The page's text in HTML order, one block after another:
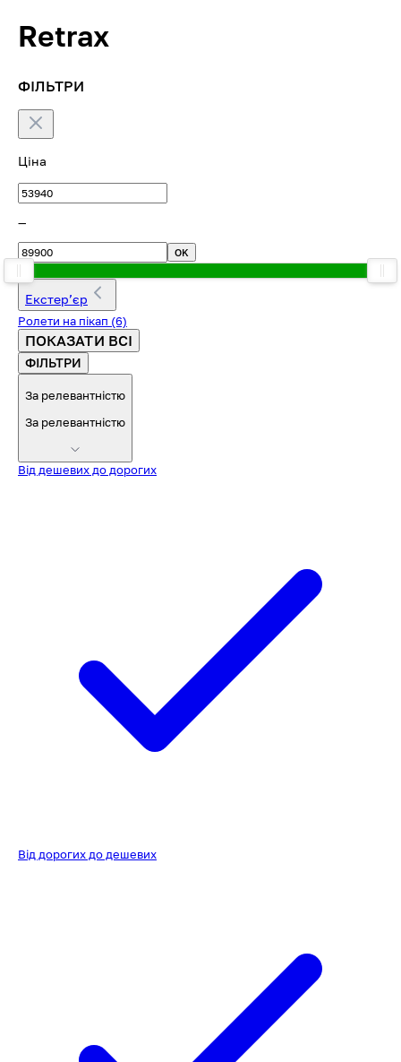
Retrax
ФІЛЬТРИ
Ціна
—
OK
Екстерʼєр
Ролети на пікап (6)
ПОКАЗАТИ ВСІ
ФІЛЬТРИ
За релевантністю
За релевантністю
Від дешевих до дорогих
Від дорогих до дешевих